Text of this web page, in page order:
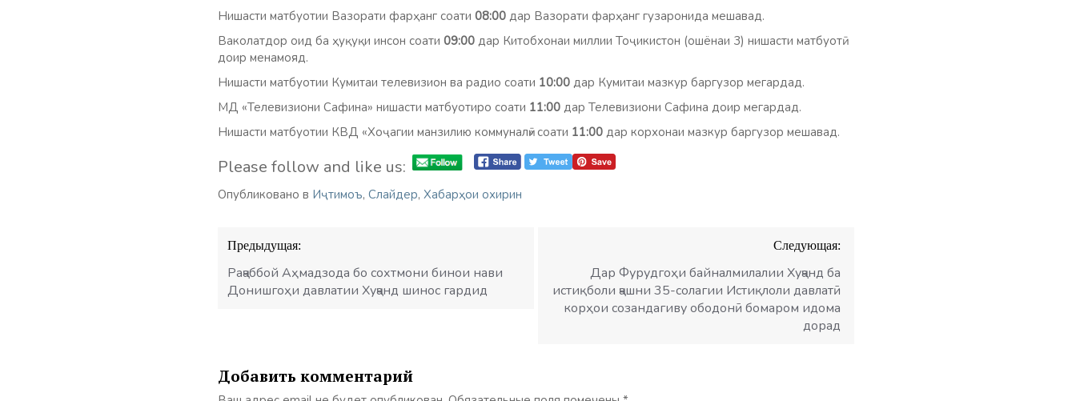
Нишасти матбуотии Вазорати фарҳанг соати 08:00 дар Вазорати фарҳанг гузаронида мешавад.
Ваколатдор оид ба ҳуқуқи инсон соати 09:00 дар Китобхонаи миллии Тоҷикистон (ошёнаи 3) нишасти матбуотӣ
доир менамояд.
Нишасти матбуотии Кумитаи телевизион ва радио соати 10:00 дар Кумитаи мазкур баргузор мегардад.
МД «Телевизиони Сафина» нишасти матбуотиро соати 11:00 дар Телевизиони Сафина доир мегардад.
Нишасти матбуотии КВД «Хоҷагии манзилию коммуналӣ» соати 11:00 дар корхонаи мазкур баргузор мешавад.
Please follow and like us:
Опубликовано в Иҷтимоъ, Слайдер, Хабарҳои охирин
Навигация
по
записям
Предыдущая:
Раҷаббой Аҳмадзода бо​ сохтмони бинои нави
Донишгоҳи давлатии Хуҷанд шинос гардид
Следующая:
Дар Фурудгоҳи байналмилалии Хуҷанд ба
истиқболи ҷашни 35-солагии Истиқлоли давлатӣ
корҳои созандагиву ободонӣ бомаром идома
дорад
Добавить комментарий